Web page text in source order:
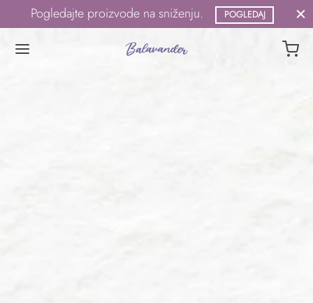
Pogledajte proizvode na sniženju. POGLEDAJ